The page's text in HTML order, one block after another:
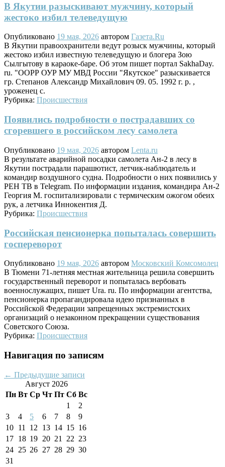
В Якутии разыскивают мужчину, который
жестоко избил телеведущую
Опубликовано 19 мая, 2026 автором Газета.Ru
В Якутии правоохранители ведут розыск мужчины, который
жестоко избил известную телеведущую и блогера Зою
Сылгытову в караоке-баре. Об этом пишет портал SakhaDay.
ru. "ООРР ОУР МУ МВД России "Якутское" разыскивается
гр. Степанов Александр Михайлович 09. 05. 1992 г. р. ,
уроженец с.
Рубрика: Происшествия
Появились подробности о пострадавших со
сгоревшего в российском лесу самолета
Опубликовано 19 мая, 2026 автором Lenta.ru
В результате аварийной посадки самолета Ан-2 в лесу в
Якутии пострадали парашютист, летчик-наблюдатель и
командир воздушного судна. Подробности о них появились у
РЕН ТВ в Telegram. По информации издания, командира Ан-2
Георгия М. госпитализировали с термическим ожогом обеих
рук, а летчика Иннокентия Д.
Рубрика: Происшествия
Российская пенсионерка попыталась совершить
госпереворот
Опубликовано 19 мая, 2026 автором Московский Комсомолец
В Тюмени 71-летняя местная жительница решила совершить
государственный переворот и попыталась вербовать
военнослужащих, пишет Ura. ru. По информации агентства,
пенсионерка пропагандировала идею признанных в
Российской Федерации запрещенных экстремистских
организаций о незаконном прекращении существования
Советского Союза.
Рубрика: Происшествия
Навигация по записям
← Предыдущие записи
Август 2026
Пн Вт Ср Чт Пт Сб Вс
1
2
3
4 5 6 7 8
9
10 11 12 13 14 15 16
17 18 19 20 21 22 23
24 25 26 27 28 29 30
31